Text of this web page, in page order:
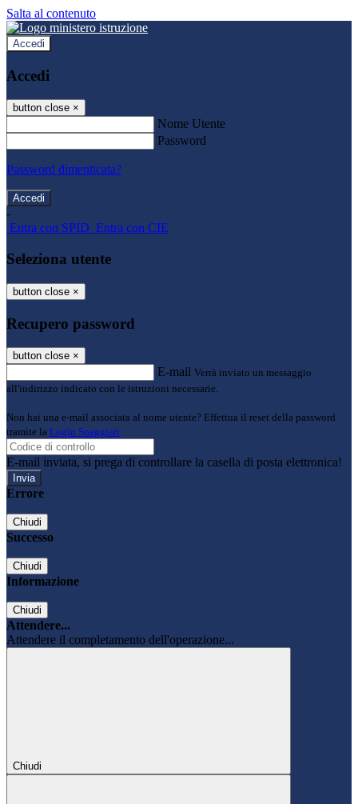
Salta al contenuto
Accedi
Accedi
button close ×
Nome Utente
Password
Password dimenticata?
-
Entra con SPID Entra con CIE
Seleziona utente
button close ×
Recupero password
button close ×
E-mail Verrà inviato un messaggio
all'indirizzo indicato con le istruzioni necessarie.
Non hai una e-mail associata al nome utente? Effettua il reset della password
tramite la Login Spaggiari
E-mail inviata, si prega di controllare la casella di posta elettronica!
Errore
Chiudi
Successo
Chiudi
Informazione
Chiudi
Attendere...
Attendere il completamento dell'operazione...
Chiudi